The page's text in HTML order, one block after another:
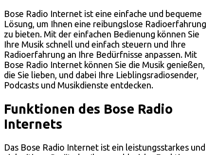
Bose Radio Internet ist eine einfache und bequeme
Lösung, um Ihnen eine reibungslose Radioerfahrung
zu bieten. Mit der einfachen Bedienung können Sie
Ihre Musik schnell und einfach steuern und Ihre
Radioerfahrung an Ihre Bedürfnisse anpassen. Mit
Bose Radio Internet können Sie die Musik genießen,
die Sie lieben, und dabei Ihre Lieblingsradiosender,
Podcasts und Musikdienste entdecken.
Funktionen des Bose Radio
Internets
Das Bose Radio Internet ist ein leistungsstarkes und